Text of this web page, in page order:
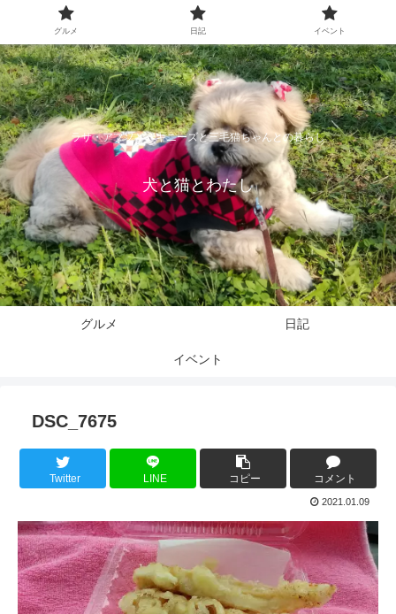
ラサ・アプソとペキニーズと三毛猫ちゃんとの暮らし
犬と猫とわたし
グルメ 日記
イベント
DSC_7675
Twitter LINE コピー コメント
2021.01.09
グルメ 日記 イベント